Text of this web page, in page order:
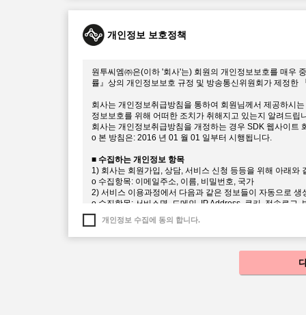
1. “서비스”라 함은 echoss Platform API 등의 회원의 모바
해 제공하는 모든 서비스를 의미합니다.
제5조 회원가입 및 계정관리에 대한 의무
됩니다.
2. 회원은 SDK 웹사이트를 통해 언제든지 본인의 정보를
3. 회원은 회원가입시 등록한 정보가 변경되었을 경우
사에 변경사항을 알려야 합니다. 변경사항을 회사에 알리
4. 회원의 SDK 웹사이트 계정에 대한 관리책임은 회원에
5. 회원은 계정이 도용되거나 제3자가 사용하고 있음을 인
야 합니다.
6. 전항의 경우에 해당 회원이 회사에 그 사실을 통지하지
이익에 대하여 회사는 책임을 부담하지 않습니다.
제6조 서비스 등록 및 권한 신청의 승낙
1. 회원이 SDK 웹사이트를 통해 서비스를 개발하기 위해
2. 애플리케이션 개발에 필요한 일부 API는 권한신청을 회
3. 권한 신청에 대하여 회사가 이용 승낙함을 원칙으로 합
개인정보 보호정책
원투씨엠㈜은(이하 '회사'는) 회원의 개인정보보호를 매우
률』상의 개인정보보호 규정 및 방송통신위원회가 제정한
회사는 개인정보취급방침을 통하여 회원님께서 제공하시
정보보호를 위해 어떠한 조치가 취해지고 있는지 알려드립
회사는 개인정보취급방침을 개정하는 경우 SDK 웹사이트
ο 본 방침은: 2016 년 01 월 01 일부터 시행됩니다.
■ 수집하는 개인정보 항목
1) 회사는 회원가입, 상담, 서비스 신청 등등을 위해 아래와
ο 수집항목: 이메일주소, 이름, 비밀번호, 국가
2) 서비스 이용과정에서 다음과 같은 정보들이 자동으로
ο 수집항목: 서비스명, 도메인, IP Address, 쿠키, 접속로그,
3) 회사는 다음과 같은 방법으로 개인정보를 수집합니다.
ο 개인정보 수집방법 : echoss Service SDK 웹사이트
회사는 수집한 개인정보를 다음의 목적을 위해 활용합니다.
ο 서비스 제공에 대한 계약 이행 및 서비스 이용 컨텐츠 제
개인정보 수집에 동의 합니다.